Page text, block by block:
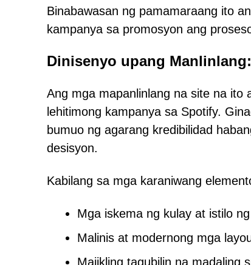
Binabawasan ng pamamaraang ito
kampanya sa promosyon ang
Dinisenyo upang
Ang mga mapanlinlang na site na ito
lehitimong kampanya sa Spotify.
bumuo ng agarang kredibilidad
desisyon.
Kabilang sa mga karaniwang
Mga iskema ng kulay at istilo
Malinis at modernong mga
Maiikling tagubilin na madaling